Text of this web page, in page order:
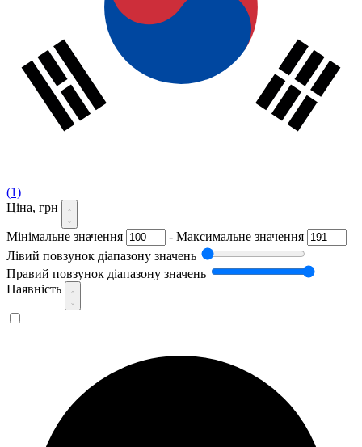
(1)
Ціна, грн
Мінімальне значення - Максимальне значення
Лівий повзунок діапазону значень
Правий повзунок діапазону значень
Наявність